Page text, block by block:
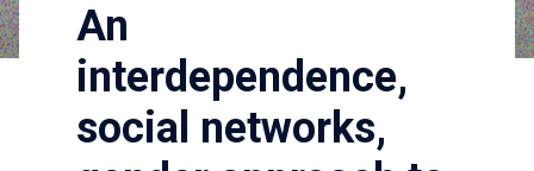
An
interdependence,
social networks,